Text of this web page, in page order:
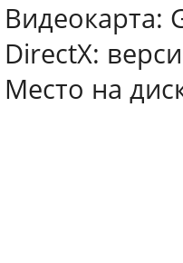
Видеокарта:
DirectX:
Место на